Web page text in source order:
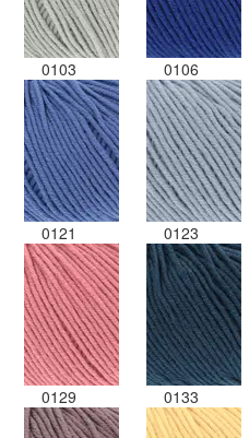
0103 0106
0121 0123
0129 0133